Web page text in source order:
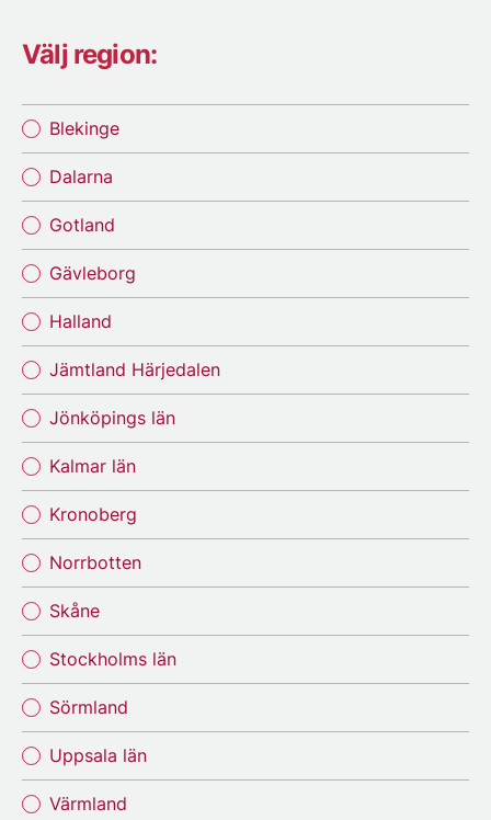
Välj region:
Blekinge
Dalarna
Gotland
Gävleborg
Halland
Jämtland Härjedalen
Jönköpings län
Kalmar län
Kronoberg
Norrbotten
Skåne
Stockholms län
Sörmland
Uppsala län
Värmland